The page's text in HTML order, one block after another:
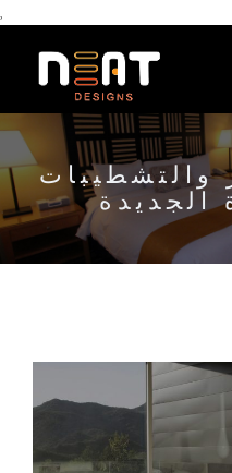
,
والتشطيبات
الجديدة